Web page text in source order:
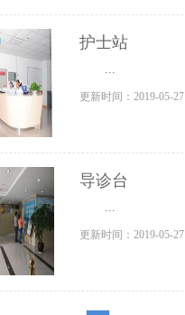
护士站
...
更新时间：2019-05-27
导诊台
...
更新时间：2019-05-27